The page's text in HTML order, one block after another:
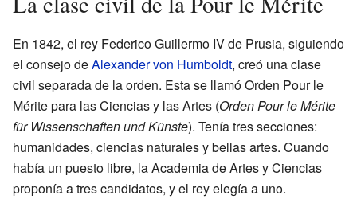
En 1842, el rey Federico Guillermo IV de Prusia, siguiendo
el consejo deAlexander von Humboldt, creó una clase
civil separada de la orden. Esta se llamó Orden Pour le
Mérite para las Ciencias y las Artes (Orden Pour le Mérite
für Wissenschaften und Künste). Tenía tres secciones:
humanidades, ciencias naturales y bellas artes. Cuando
había un puesto libre, la Academia de Artes y Ciencias
proponía a tres candidatos, y el rey elegía a uno.